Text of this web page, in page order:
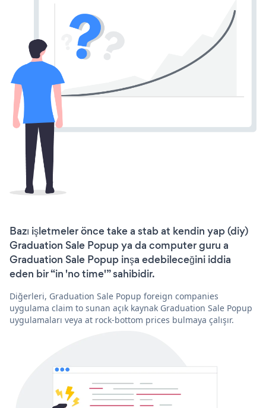
Bazı işletmeler önce take a stab at kendin yap (diy)
Graduation Sale Popup ya da computer guru a
Graduation Sale Popup inşa edebileceğini iddia
eden bir “in 'no time'” sahibidir.
Diğerleri, Graduation Sale Popup foreign companies
uygulama claim to sunan açık kaynak Graduation Sale Popup
uygulamaları veya at rock-bottom prices bulmaya çalışır.